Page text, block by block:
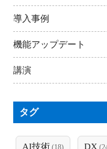
導入事例
機能アップデート
講演
タグ
AI技術 (18) DX